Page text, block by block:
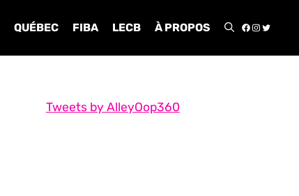
QUÉBEC FIBA LECB À PROPOS
Tweets by AlleyOop360